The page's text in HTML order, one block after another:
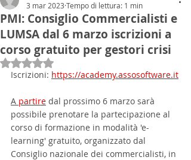
PMI: Consiglio Commercialisti e
LUMSA dal 6 marzo iscrizioni a
corso gratuito per gestori crisi
3 mar 2023 Tempo di lettura: 1 min
Valutazione NaN stelle su 5.
Iscrizioni: https://academy.assosoftware.it
A partire dal prossimo 6 marzo sarà
possibile prenotare la partecipazione al
corso di formazione in modalità 'e-
learning' gratuito, organizzato dal
Consiglio nazionale dei commercialisti, in